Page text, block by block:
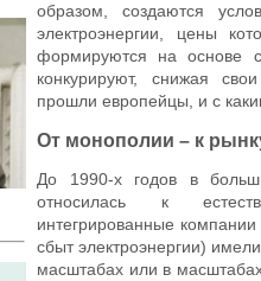
образом, создаются
электроэнергии, цены
формируются на основе
конкурируют, снижая
прошли европейцы, и с
От монополии – к
До 1990-х годов в
относилась к
интегрированные
сбыт электроэнергии)
масштабах или в